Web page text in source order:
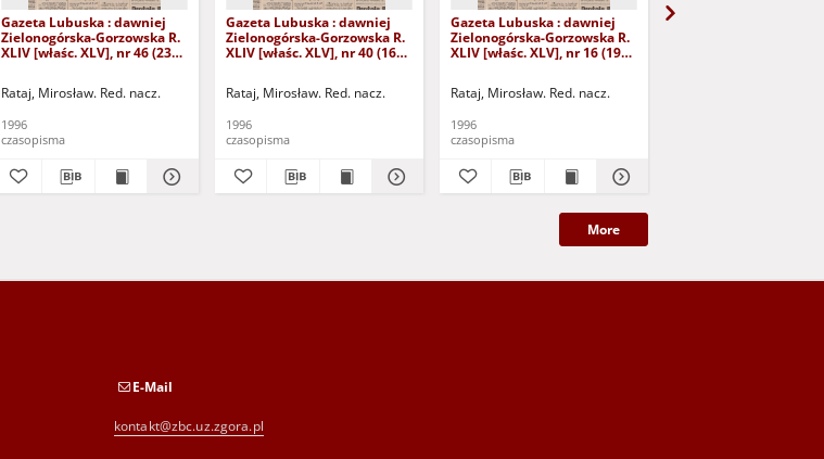
Gazeta Lubuska : dawniej
Zielonogórska-Gorzowska R.
XLIV [właśc. XLV], nr 46 (23
Rataj, Mirosław. Red. nacz.
1996
czasopisma
Gazeta Lubuska : dawniej
Zielonogórska-Gorzowska R.
XLIV [właśc. XLV], nr 40 (16
Rataj, Mirosław. Red. nacz.
1996
czasopisma
Gazeta Lubuska : dawniej
Zielonogórska-Gorzowska R.
XLIV [właśc. XLV], nr 16 (19
Rataj, Mirosław. Red. nacz.
1996
czasopisma
More
E-Mail
kontakt@zbc.uz.zgora.pl